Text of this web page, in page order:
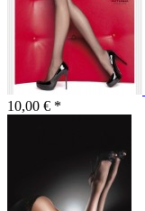
10,00 € *